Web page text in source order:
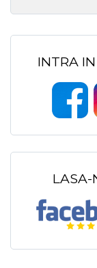
INTRA
LASA-